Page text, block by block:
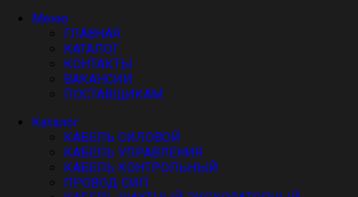
Меню
ГЛАВНАЯ
КАТАЛОГ
КОНТАКТЫ
ВАКАНСИИ
ПОСТАВЩИКАМ
Каталог
КАБЕЛЬ СИЛОВОЙ
КАБЕЛЬ УПРАВЛЕНИЯ
КАБЕЛЬ КОНТРОЛЬНЫЙ
ПРОВОД СИП